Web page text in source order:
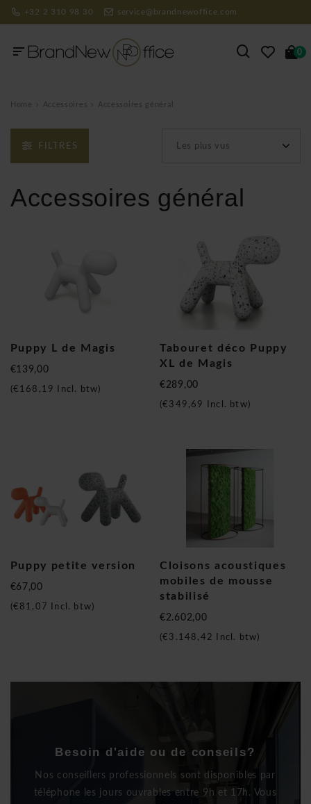
+32 2 310 98 30 service@brandnewoffice.com
0
Home Accessoires Accessoires général
FILTRES Les plus vus
Accessoires général
Puppy L de Magis
€139,00
€168,19 Incl. btw)
Tabouret déco Puppy
XL de Magis
€289,00
(€349,69 Incl. btw)
Puppy petite version
€67,00
(€81,07 Incl. btw)
Cloisons acoustiques
mobiles de mousse
stabilisé
€2.602,00
(€3.148,42 Incl. btw)
Besoin d'aide ou de conseils?
Nos conseillers professionnels sont disponibles par
téléphone les jours ouvrables entre 9h et 17h. Vous